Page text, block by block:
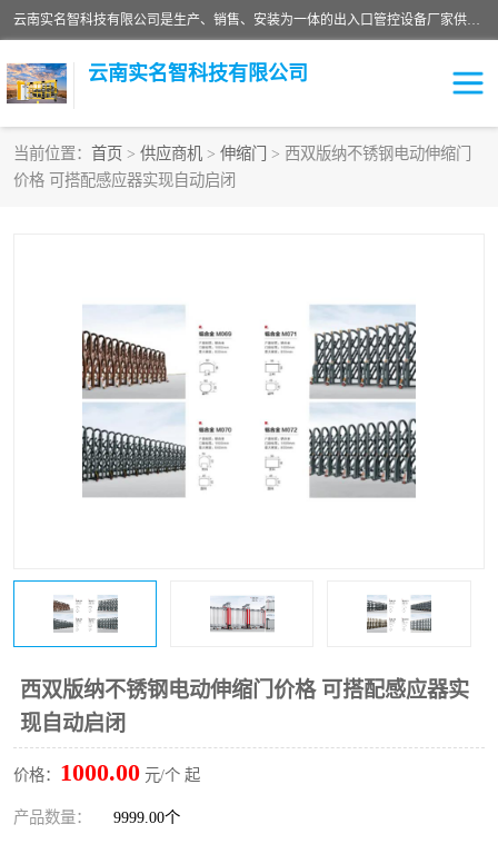
云南实名智科技有限公司是生产、销售、安装为一体的出入口管控设备厂家供应商。主营:电动伸缩门、道闸、广告道闸、重型空降闸、车牌识别、门禁通道、升降柱、岗亭、旗杆等智能设备。主营产品: 电动伸缩门,道闸门禁,车牌识别 生产、销售、安装为一体的出入口管控设备厂家源头供应商。
云南实名智科技有限公司
当前位置： 首页 > 供应商机 > 伸缩门
> 西双版纳不锈钢电动伸缩门
价格 可搭配感应器实现自动启闭
西双版纳不锈钢电动伸缩门价格 可搭配感应器实
现自动启闭
价格： 1000.00 元/个 起
产品数量： 9999.00个
车牌识别门系列
升降门系列 通道闸系列
小门系列 伸缩门